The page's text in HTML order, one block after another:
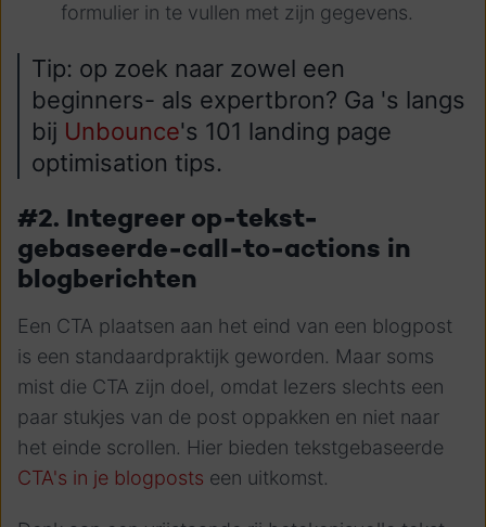
formulier in te vullen met zijn gegevens.
Tip: op zoek naar zowel een
beginners- als expertbron? Ga 's langs
bij Unbounce's 101 landing page
optimisation tips.
#2. Integreer op-tekst-
gebaseerde-call-to-actions in
blogberichten
Een CTA plaatsen aan het eind van een blogpost
is een standaardpraktijk geworden. Maar soms
mist die CTA zijn doel, omdat lezers slechts een
paar stukjes van de post oppakken en niet naar
het einde scrollen. Hier bieden tekstgebaseerde
CTA's in je blogposts een uitkomst.